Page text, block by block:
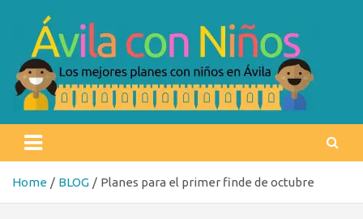
content
Ávila con niños
Home BLOG Planes para el primer finde de octubre